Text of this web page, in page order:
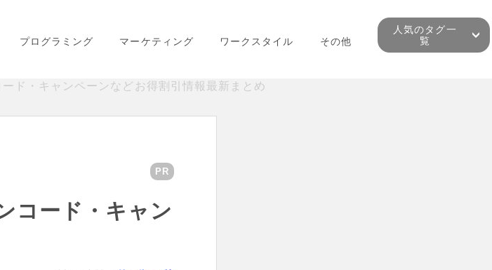
プログラミング マーケティング ワークスタイル その他
人気のタグ一
覧
ド・キャンペーンなどお得割引情報最新まとめ
PR
コード・キャン